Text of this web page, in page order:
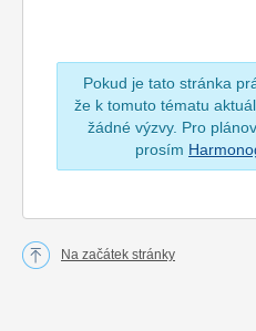
Pokud je tato stránka
že k tomuto tématu
žádné výzvy. Pro
prosím
Na začátek stránky